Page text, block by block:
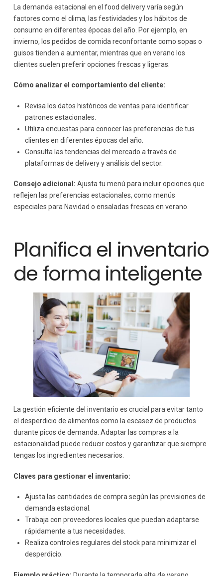
La demanda estacional en el food delivery varía según
factores como el clima, las festividades y los hábitos de
consumo en diferentes épocas del año. Por ejemplo, en
invierno, los pedidos de comida reconfortante como sopas o
guisos tienden a aumentar, mientras que en verano los
clientes suelen preferir opciones frescas y ligeras.
Cómo analizar el comportamiento del cliente:
Revisa los datos históricos de ventas para identificar
patrones estacionales.
Utiliza encuestas para conocer las preferencias de tus
clientes en diferentes épocas del año.
Consulta las tendencias del mercado a través de
plataformas de delivery y análisis del sector.
Consejo adicional: Ajusta tu menú para incluir opciones que
reflejen las preferencias estacionales, como menús
especiales para Navidad o ensaladas frescas en verano.
Planifica el inventario
de forma inteligente
La gestión eficiente del inventario es crucial para evitar tanto
el desperdicio de alimentos como la escasez de productos
durante picos de demanda. Adaptar las compras a la
estacionalidad puede reducir costos y garantizar que siempre
tengas los ingredientes necesarios.
Claves para gestionar el inventario:
Ajusta las cantidades de compra según las previsiones de
demanda estacional.
Trabaja con proveedores locales que puedan adaptarse
rápidamente a tus necesidades.
Realiza controles regulares del stock para minimizar el
desperdicio.